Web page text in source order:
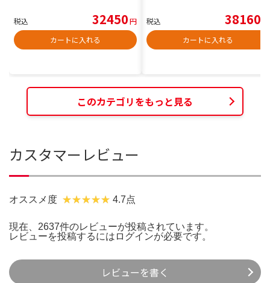
税込 32450円
カートに入れる
税込 38160
カートに入れる
このカテゴリをもっと見る
カスタマーレビュー
オススメ度 4.7点
現在、2637件のレビューが投稿されています。
レビューを投稿するには ログインが必要です。
レビューを書く